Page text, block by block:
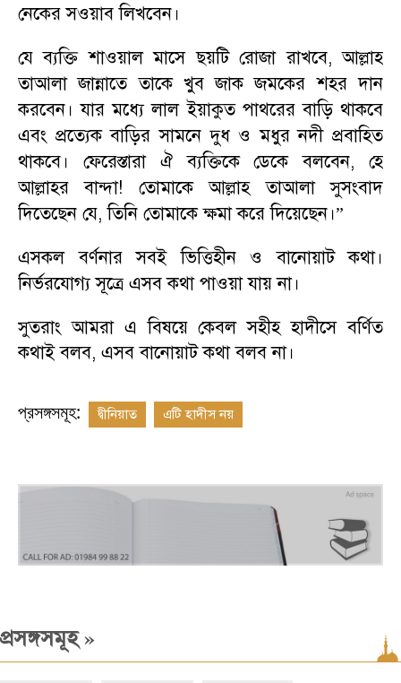
নেকের সওয়াব লিখবেন।
যে ব্যক্তি শাওয়াল মাসে ছয়টি রোজা রাখবে,আল্লাহ
তাআলা জান্নাতে তাকে খুব জাক জমকের শহর দান
করবেন। যার মধ্যে লাল ইয়াকুত পাথরের বাড়ি থাকবে
এবং প্রত্যেক বাড়ির সামনে দুধ ও মধুর নদী প্রবাহিত
থাকবে। ফেরেস্তারা ঐ ব্যক্তিকে ডেকে বলবেন,হে
আল্লাহর বান্দা! তোমাকে আল্লাহ তাআলা সুসংবাদ
দিতেছেন যে,তিনি তোমাকে ক্ষমা করে দিয়েছেন।”
এসকল বর্ণনার সবই ভিত্তিহীন ও বানোয়াট কথা।
নির্ভরযোগ্য সূত্রে এসব কথা পাওয়া যায় না।
সুতরাং আমরা এ বিষয়ে কেবল সহীহ হাদীসে বর্ণিত
কথাই বলব, এসব বানোয়াট কথা বলব না।
প্রসঙ্গসমূহ: দ্বীনিয়াত এটি হাদীস নয়
প্রসঙ্গসমূহ»